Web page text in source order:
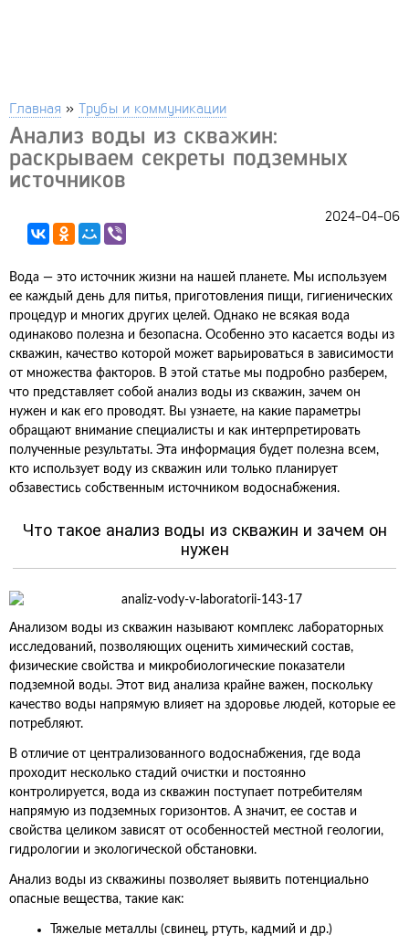
Главная » Трубы и коммуникации
Анализ воды из скважин:
раскрываем секреты подземных
источников
2024-04-06
Вода — это источник жизни на нашей планете. Мы используем
ее каждый день для питья, приготовления пищи, гигиенических
процедур и многих других целей. Однако не всякая вода
одинаково полезна и безопасна. Особенно это касается воды из
скважин, качество которой может варьироваться в зависимости
от множества факторов. В этой статье мы подробно разберем,
что представляет собой анализ воды из скважин, зачем он
нужен и как его проводят. Вы узнаете, на какие параметры
обращают внимание специалисты и как интерпретировать
полученные результаты. Эта информация будет полезна всем,
кто использует воду из скважин или только планирует
обзавестись собственным источником водоснабжения.
Что такое анализ воды из скважин и зачем он
нужен
Анализом воды из скважин называют комплекс лабораторных
исследований, позволяющих оценить химический состав,
физические свойства и микробиологические показатели
подземной воды. Этот вид анализа крайне важен, поскольку
качество воды напрямую влияет на здоровье людей, которые ее
потребляют.
В отличие от централизованного водоснабжения, где вода
проходит несколько стадий очистки и постоянно
контролируется, вода из скважин поступает потребителям
напрямую из подземных горизонтов. А значит, ее состав и
свойства целиком зависят от особенностей местной геологии,
гидрологии и экологической обстановки.
Анализ воды из скважины позволяет выявить потенциально
опасные вещества, такие как:
Тяжелые металлы (свинец, ртуть, кадмий и др.)